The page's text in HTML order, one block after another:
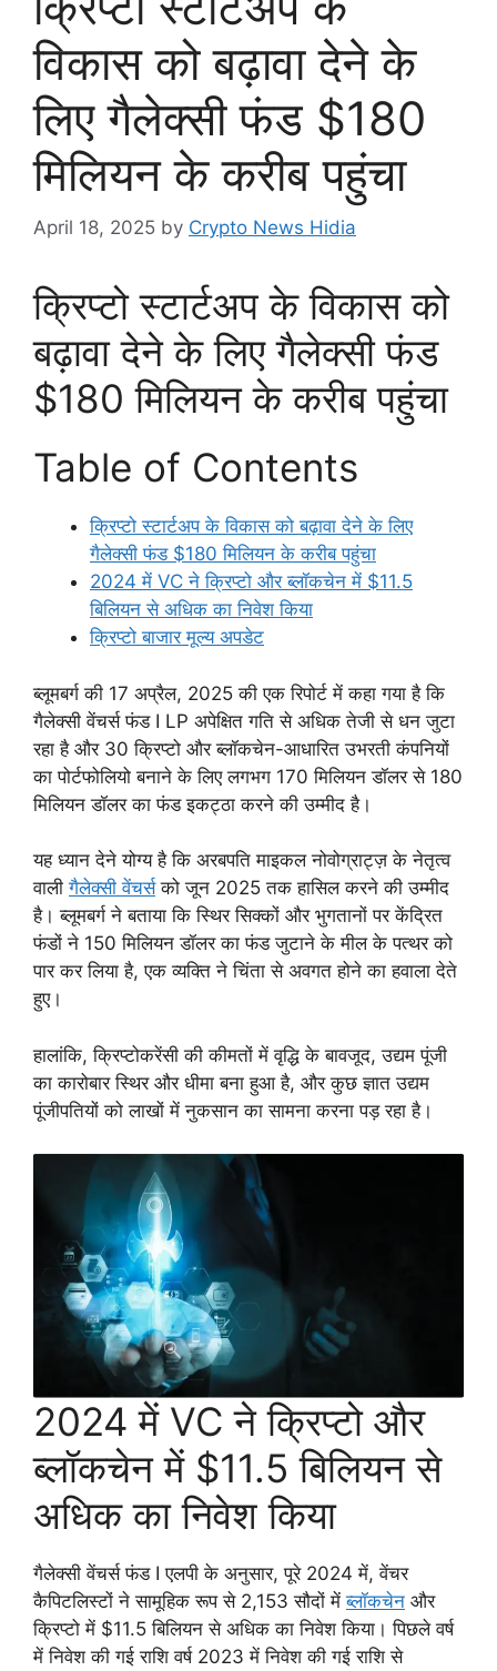
विकास को बढ़ावा देने के
लिए गैलेक्सी फंड $180
मिलियन के करीब पहुंचा
April 18, 2025 by Crypto News Hidia
क्रिप्टो स्टार्टअप के विकास को
बढ़ावा देने के लिए गैलेक्सी फंड
$180 मिलियन के करीब पहुंचा
Table of Contents
क्रिप्टो स्टार्टअप के विकास को बढ़ावा देने के लिए
गैलेक्सी फंड $180 मिलियन के करीब पहुंचा
2024 में VC ने क्रिप्टो और ब्लॉकचेन में $11.5
बिलियन से अधिक का निवेश किया
क्रिप्टो बाजार मूल्य अपडेट
ब्लूमबर्ग की 17 अप्रैल, 2025 की एक रिपोर्ट में कहा गया है कि
गैलेक्सी वेंचर्स फंड I LP अपेक्षित गति से अधिक तेजी से धन जुटा
रहा है और 30 क्रिप्टो और ब्लॉकचेन-आधारित उभरती कंपनियों
का पोर्टफोलियो बनाने के लिए लगभग 170 मिलियन डॉलर से 180
मिलियन डॉलर का फंड इकट्ठा करने की उम्मीद है।
यह ध्यान देने योग्य है कि अरबपति माइकल नोवोग्राट्ज़ के नेतृत्व
वालीगैलेक्सी वेंचर्सको जून 2025 तक हासिल करने की उम्मीद
है। ब्लूमबर्ग ने बताया कि स्थिर सिक्कों और भुगतानों पर केंद्रित
फंडों ने 150 मिलियन डॉलर का फंड जुटाने के मील के पत्थर को
पार कर लिया है, एक व्यक्ति ने चिंता से अवगत होने का हवाला देते
हुए।
हालांकि, क्रिप्टोकरेंसी की कीमतों में वृद्धि के बावजूद, उद्यम पूंजी
का कारोबार स्थिर और धीमा बना हुआ है, और कुछ ज्ञात उद्यम
पूंजीपतियों को लाखों में नुकसान का सामना करना पड़ रहा है।
2024 में VC ने क्रिप्टो और
ब्लॉकचेन में $11.5 बिलियन से
अधिक का निवेश किया
गैलेक्सी वेंचर्स फंड I एलपी के अनुसार, पूरे 2024 में, वेंचर
कैपिटलिस्टों ने सामूहिक रूप से 2,153 सौदों मेंब्लॉकचेन और
क्रिप्टो में $11.5 बिलियन से अधिक का निवेश किया। पिछले वर्ष
में निवेश की गई राशि वर्ष 2023 में निवेश की गई राशि से